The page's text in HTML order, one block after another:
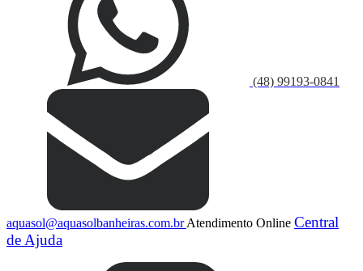
(48) 99193-0841
aquasol@aquasolbanheiras.com.brAtendimento Online Central
de Ajuda